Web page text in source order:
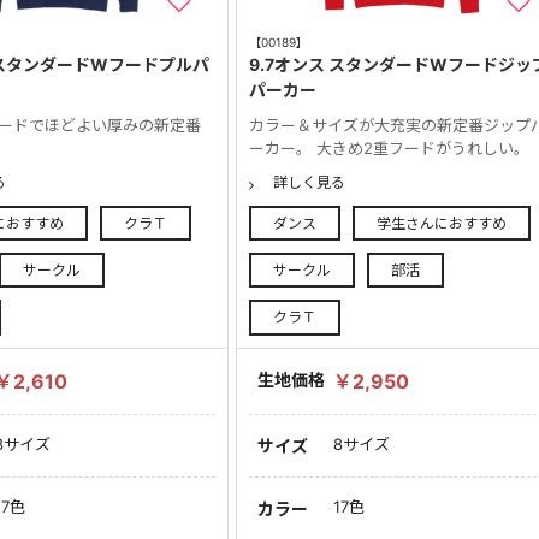
タンダードWフードプルパ
ドでほどよい厚みの新定番
おすすめ クラＴ
サークル
2,610
イズ
色
【00189】
9.7オンス スタンダードWフードジッ
パーカー
カラー＆サイズが大充実の新定番ジップ
ーカー。 大きめ2重フードがうれしい。
詳しく見る
ダンス 学生さんにおすすめ
サークル 部活
クラＴ
生地価格 ￥2,950
サイズ 8サイズ
カラー 17色